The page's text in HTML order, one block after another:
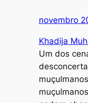
novembro
Khadija
Um dos